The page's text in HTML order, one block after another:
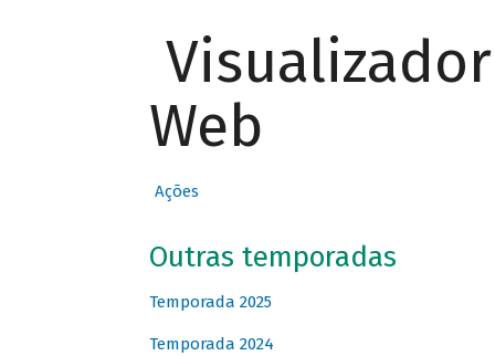
Web
Ações
Outras temporadas
Temporada 2025
Temporada 2024